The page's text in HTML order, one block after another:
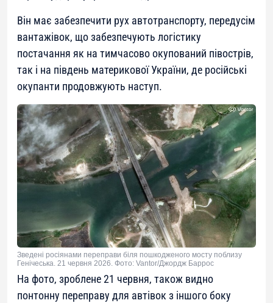
Він має забезпечити рух автотранспорту, передусім
вантажівок, що забезпечують логістику
постачання як на тимчасово окупований півострів,
так і на південь материкової України, де російські
окупанти продовжують наступ.
Зведені росіянами переправи біля пошкодженого мосту поблизу
Генічеська. 21 червня 2026. Фото: Vantor/Джордж Баррос
На фото, зроблене 21 червня, також видно
понтонну переправу для автівок з іншого боку